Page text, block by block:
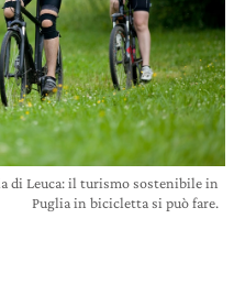
di Leuca: il turismo sostenibile in
Puglia in bicicletta si può fare.